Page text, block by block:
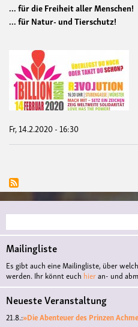
... für die Freiheit aller Menschen!
... für Natur- und Tierschutz!
Fr, 14.2.2020 - 16:30
Suche
Mailingliste
Es gibt auch eine Mailingliste, über
werden. Ihr könnt euch hieran- und
Neueste Veranstaltung
21.8.:»Die Abenteuer des Prinzen